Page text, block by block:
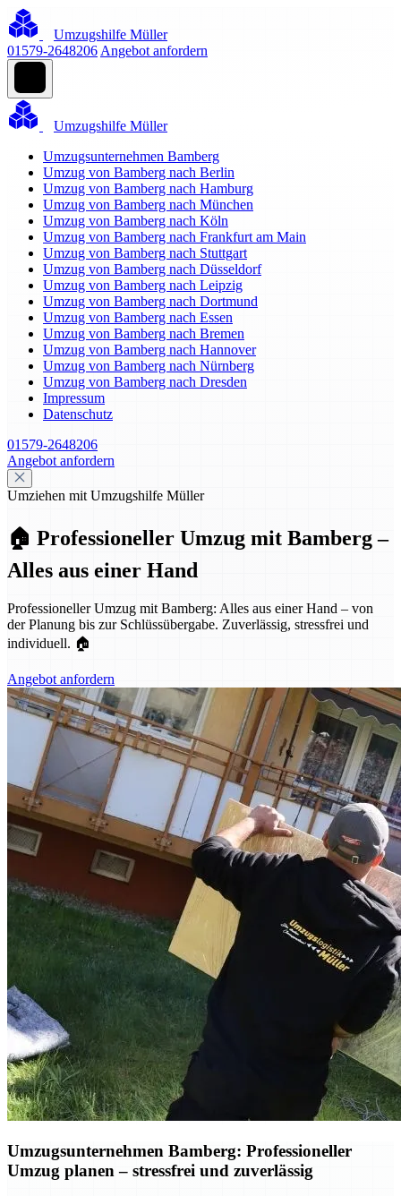
Umzugshilfe Müller
01579-2648206 Angebot anfordern
Umzugshilfe Müller
Umzugsunternehmen Bamberg
Umzug von Bamberg nach Berlin
Umzug von Bamberg nach Hamburg
Umzug von Bamberg nach München
Umzug von Bamberg nach Köln
Umzug von Bamberg nach Frankfurt am Main
Umzug von Bamberg nach Stuttgart
Umzug von Bamberg nach Düsseldorf
Umzug von Bamberg nach Leipzig
Umzug von Bamberg nach Dortmund
Umzug von Bamberg nach Essen
Umzug von Bamberg nach Bremen
Umzug von Bamberg nach Hannover
Umzug von Bamberg nach Nürnberg
Umzug von Bamberg nach Dresden
Impressum
Datenschutz
01579-2648206
Angebot anfordern
Umziehen mit Umzugshilfe Müller
🏠 Professioneller Umzug mit Bamberg –
Alles aus einer Hand
Professioneller Umzug mit Bamberg: Alles aus einer Hand – von
der Planung bis zur Schlüssübergabe. Zuverlässig, stressfrei und
individuell. 🏠
Angebot anfordern
Umzugsunternehmen Bamberg: Professioneller
Umzug planen – stressfrei und zuverlässig